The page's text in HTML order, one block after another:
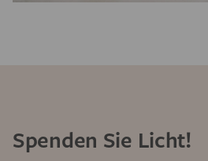
Spenden Sie Licht!